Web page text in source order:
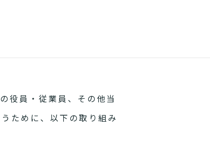
役員・従業員、その他当
ために、以下の取り組み